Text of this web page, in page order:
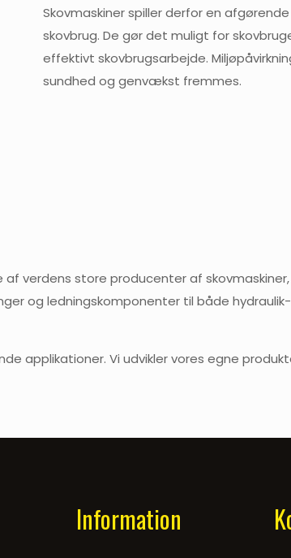
Skovmaskiner spiller derfor en
skovbrug. De gør det muligt for
effektivt skovbrugsarbejde.
sundhed og genvækst fremmes.
verdens store producenter af
og ledningskomponenter til både
applikationer. Vi udvikler vores egne
Information